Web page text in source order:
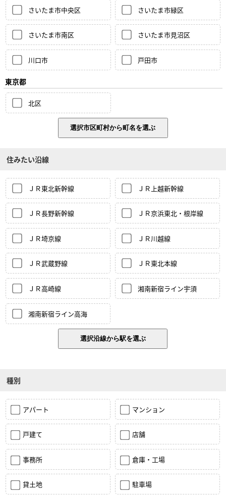
さいたま市中央区 さいたま市緑区
さいたま市南区 さいたま市見沼区
川口市 戸田市
東京都
北区
住みたい沿線
ＪＲ東北新幹線 ＪＲ上越新幹線
ＪＲ長野新幹線 ＪＲ京浜東北・根岸線
ＪＲ埼京線 ＪＲ川越線
ＪＲ武蔵野線 ＪＲ東北本線
ＪＲ高崎線 湘南新宿ライン宇須
湘南新宿ライン高海
種別
アパート マンション
戸建て 店舗
事務所 倉庫・工場
貸土地 駐車場